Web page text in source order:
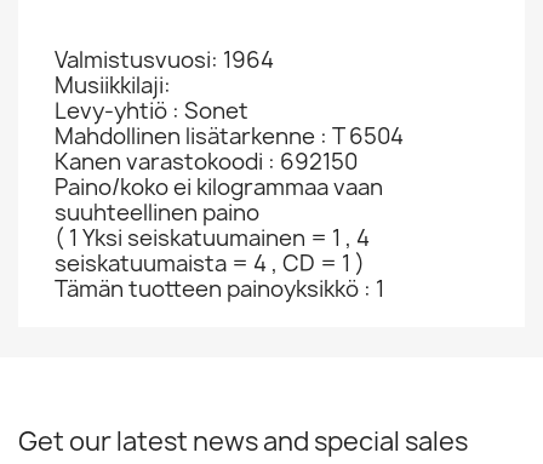
Valmistusvuosi: 1964
Musiikkilaji:
Levy-yhtiö : Sonet
Mahdollinen lisätarkenne : T 6504
Kanen varastokoodi : 692150
Paino/koko ei kilogrammaa vaan
suuhteellinen paino
( 1 Yksi seiskatuumainen = 1 , 4
seiskatuumaista = 4 , CD = 1 )
Tämän tuotteen painoyksikkö : 1
Get our latest news and special sales